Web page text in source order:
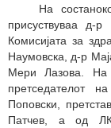
На
присуствуваа д-
Комисијата за
Наумовска, д-р
Мери Лазова. На
претседателот
Поповски,
Патчев, а од